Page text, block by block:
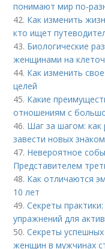
понимают мир по-
42. Как изменить
кто ищет
43. Биологические
женщинами на
44. Как изменить
целей
45. Какие
отношениям с
46. Шаг за шагом: как
завести новых
47. Невероятное
Представителем
48. Как отличаются
10 лет
49.Секреты
упражнений для
50.Секреты
женщин в мужчинах